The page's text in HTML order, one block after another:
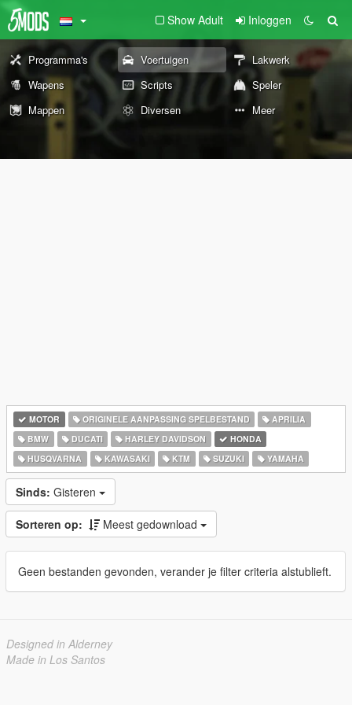
Show Adult Inloggen
Programma's Voertuigen
Lakwerk
Wapens
Scripts
Speler
Mappen
Diversen Meer
MOTOR ORIGINELE AANPASSING SPELBESTAND
APRILIA
BMW
DUCATI HARLEY DAVIDSON
HONDA
HUSQVARNA
KAWASAKI KTM SUZUKI YAMAHA
Sinds: Gisteren
Sorteren op: Meest gedownload
Geen bestanden gevonden, verander je filter criteria alstublieft.
Designed in Alderney
Made in Los Santos